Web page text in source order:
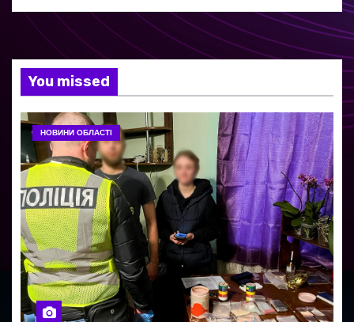
You missed
НОВИНИ ОБЛАСТІ